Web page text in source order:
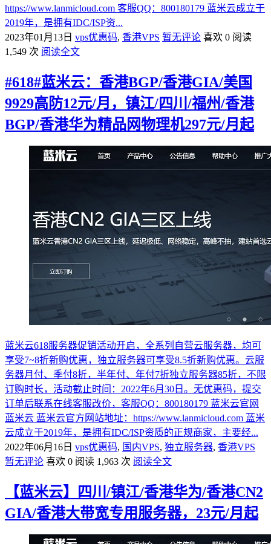
https://www.lanmicloud.com 客服QQ：800180179 蓝米云成立于
2019年，是拥有IDC/ISP资...
2023年01月13日 vps优惠码, 香港VPS 暂无评论 喜欢 0 阅读
1,549 次 阅读全文
#618#蓝米云：香港BGP/香港GIA/美国
9929高防12元/月，镇江/四川/福州/香港
BGP/香港华为精品网物理机297元/月起
蓝米云618服务器促销活动开启，全系列自营云服务器，均可
享受7~8折新购优惠，独立服务器可享受8.5折新购优惠。云服
务器月付、季付8折，半年付、年付7折独立服务器85折，不限
订购时长，活动截止时间：2022年6月30日。无优惠码，提交
订单后联系在线客服改价，客服QQ：800180179 蓝米云官网
蓝米云 蓝米云官方网站地址：https://www.lanmicloud.com 蓝米
云成立于2019年，是拥有IDC/ISP资质的正规商家，主要经...
2022年06月16日 vps优惠码, 国内VPS, 独立服务器, 香港VPS
暂无评论 喜欢 0 阅读 1,963 次 阅读全文
【蓝米云】四川/镇江/香港华为/香港CN2
GIA/香港大带宽专用服务器，23元/月起